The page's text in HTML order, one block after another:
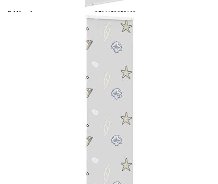
PEVA (полиетилен-винилацетат)
EAN code:
8721158353108
240 см
Морска звезда
70 см
Материал на горната релса:
Алуминий
4 см
Ролетна щора за душ с касета 70x240 см Ширина на
Please select credit institution
€15.00
Предоставената таблица е с информационна цел.
Добавете продукта в количката си с бутона "Добави в
количката" и при поръчка ще можете да изберете броя